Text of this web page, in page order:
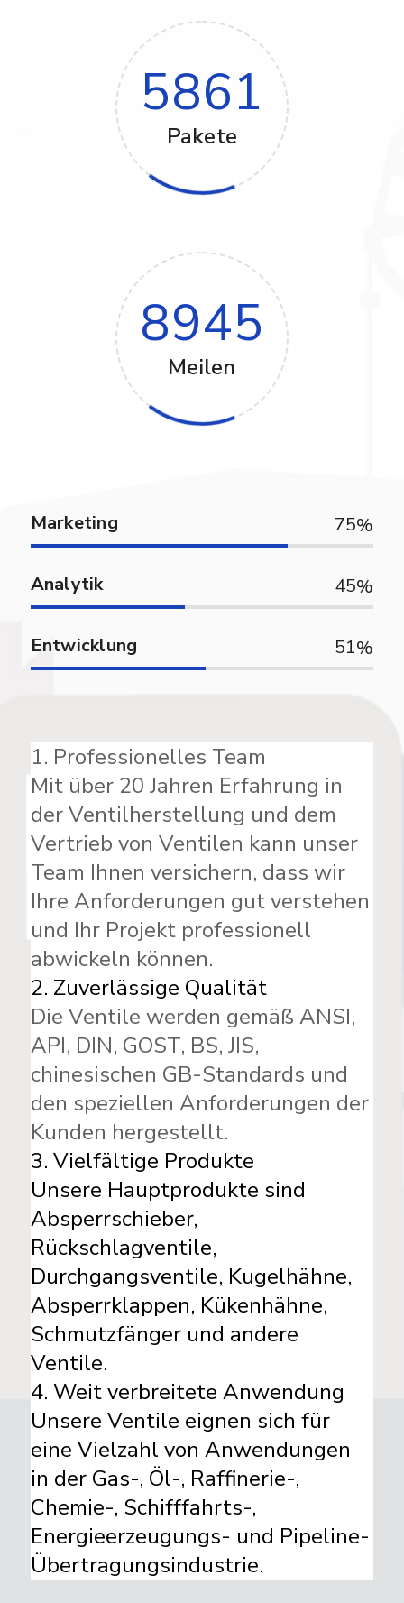
5861
Pakete
8945
Meilen
Marketing 75
Analytik 45
Entwicklung 51
1. Professionelles Team
Mit über 20 Jahren Erfahrung in
der Ventilherstellung und dem
Vertrieb von Ventilen kann unser
Team Ihnen versichern, dass wir
Ihre Anforderungen gut verstehen
und Ihr Projekt professionell
abwickeln können.
2. Zuverlässige Qualität
Die Ventile werden gemäß ANSI,
API, DIN, GOST, BS, JIS,
chinesischen GB-Standards und
den speziellen Anforderungen der
Kunden hergestellt.
3. Vielfältige Produkte
Unsere Hauptprodukte sind
Absperrschieber,
Rückschlagventile,
Durchgangsventile, Kugelhähne,
Absperrklappen, Kükenhähne,
Schmutzfänger und andere
Ventile.
4. Weit verbreitete Anwendung
Unsere Ventile eignen sich für
eine Vielzahl von Anwendungen
in der Gas-, Öl-, Raffinerie-,
Chemie-, Schifffahrts-,
Energieerzeugungs- und Pipeline-
Übertragungsindustrie.